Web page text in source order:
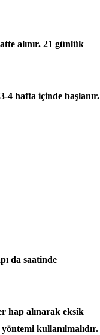
alınır. 21 günlük
4 hafta içinde başlanır.
da saatinde
hap alınarak eksik
kullanılmalıdır.